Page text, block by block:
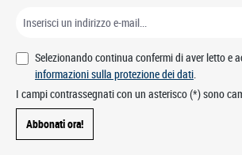
Selezionando continua confermi di aver letto e
informazioni sulla protezione dei dati.
I campi contrassegnati con un asterisco (*) sono
Abbonati ora!